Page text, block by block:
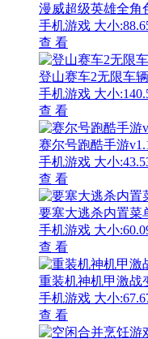
漫威超级英雄全角
手机游戏 大小
查 看
登山赛车2无限车
手机游戏 大小
查 看
赛尔号跑酷手游
手机游戏 大小
查 看
要塞大逃杀内置菜
手机游戏 大小
查 看
重装机神机甲激战
手机游戏 大小
查 看